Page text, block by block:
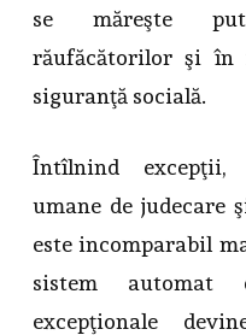
se măreşte
răufăcătorilor şi în
siguranţă socială.
Întîlnind excepţii,
umane de judecare
este incomparabil
sistem
excepţionale